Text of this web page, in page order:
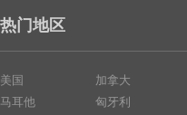
热门地区
美国
马耳他
加拿大
匈牙利